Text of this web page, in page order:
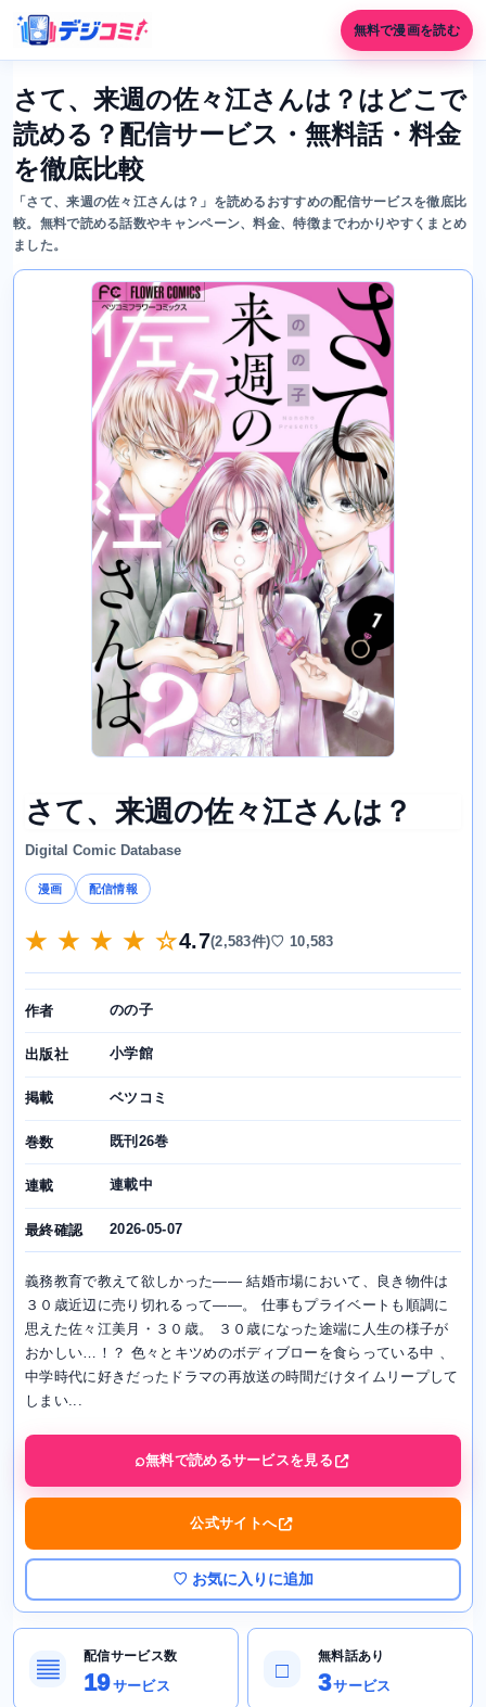
無料で漫画を読む
さて、来週の佐々江さんは？はどこで
読める？配信サービス・無料話・料金
を徹底比較
「さて、来週の佐々江さんは？」を読めるおすすめの配信サービスを徹底比
較。無料で読める話数やキャンペーン、料金、特徴までわかりやすくまとめ
ました。
さて、来週の佐々江さんは？
Digital Comic Database
漫画 配信情報
★ ★ ★ ★ ☆4.7(2,583件)♡ 10,583
作者 のの子
出版社 小学館
掲載 ベツコミ
巻数 既刊26巻
連載 連載中
最終確認 2026-05-07
義務教育で教えて欲しかった―― 結婚市場において、良き物件は
３０歳近辺に売り切れるって――。 仕事もプライベートも順調に
思えた佐々江美月・３０歳。 ３０歳になった途端に人生の様子が
おかしい…！？ 色々とキツめのボディブローを食らっている中 、
中学時代に好きだったドラマの再放送の時間だけタイムリープして
しまい...
無料で読めるサービスを見る
公式サイトへ
♡ お気に入りに追加
▤
配信サービス数
19サービス
□
無料話あり
3サービス